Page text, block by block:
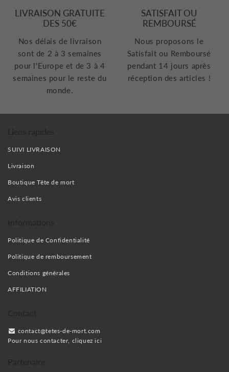
LIVRAISON GRATUITE
DES 50€
Nos délais de livraison
sont de 2 à 3 semaines
pour l'Europe et de 3 à 4
semaines pour le reste du
monde.
SATISFAIT OU
REMBOURSÉ
Nous proposons le
Satisfait ou Remboursé
pendant 14 jours après
réception des articles !
SUIVI LIVRAISON
Livraison
Boutique Tête de mort
Avis clients
Politique de Confidentialité
Politique de remboursement
Conditions générales
AFFILIATION
contact@tetes-de-mort.com
Pour nous contacter, cliquez ici